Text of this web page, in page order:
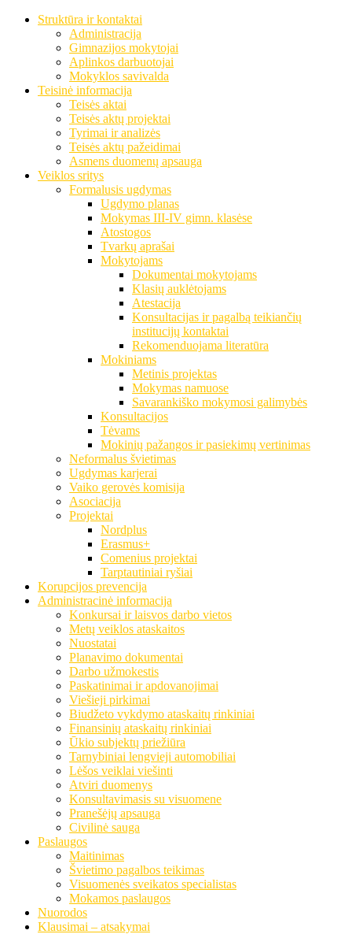
Struktūra ir kontaktai
Administracija
Gimnazijos mokytojai
Aplinkos darbuotojai
Mokyklos savivalda
Teisinė informacija
Teisės aktai
Teisės aktų projektai
Tyrimai ir analizės
Teisės aktų pažeidimai
Asmens duomenų apsauga
Veiklos sritys
Formalusis ugdymas
Ugdymo planas
Mokymas III-IV gimn. klasėse
Atostogos
Tvarkų aprašai
Mokytojams
Dokumentai mokytojams
Klasių auklėtojams
Atestacija
Konsultacijas ir pagalbą teikiančių
institucijų kontaktai
Rekomenduojama literatūra
Mokiniams
Metinis projektas
Mokymas namuose
Savarankiško mokymosi galimybės
Konsultacijos
Tėvams
Mokinių pažangos ir pasiekimų vertinimas
Neformalus švietimas
Ugdymas karjerai
Vaiko gerovės komisija
Asociacija
Projektai
Nordplus
Erasmus+
Comenius projektai
Tarptautiniai ryšiai
Korupcijos prevencija
Administracinė informacija
Konkursai ir laisvos darbo vietos
Metų veiklos ataskaitos
Nuostatai
Planavimo dokumentai
Darbo užmokestis
Paskatinimai ir apdovanojimai
Viešieji pirkimai
Biudžeto vykdymo ataskaitų rinkiniai
Finansinių ataskaitų rinkiniai
Ūkio subjektų priežiūra
Tarnybiniai lengvieji automobiliai
Lėšos veiklai viešinti
Atviri duomenys
Konsultavimasis su visuomene
Pranešėjų apsauga
Civilinė sauga
Paslaugos
Maitinimas
Švietimo pagalbos teikimas
Visuomenės sveikatos specialistas
Mokamos paslaugos
Nuorodos
Klausimai – atsakymai